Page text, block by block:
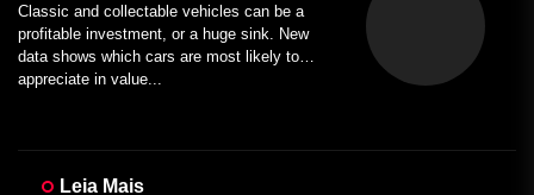
Classic and collectable vehicles can be a
profitable investment, or a huge sink. New
data shows which cars are most likely to
appreciate in value...
Leia Mais